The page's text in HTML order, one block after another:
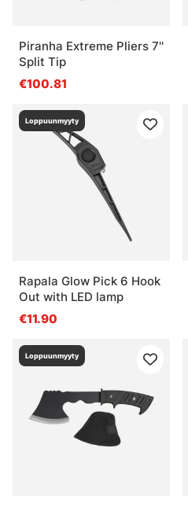
Piranha Extreme Pliers 7''
Split Tip
€100.81
Loppuunmyyty
Rapala Glow Pick 6 Hook
Out with LED lamp
€11.90
Loppuunmyyty